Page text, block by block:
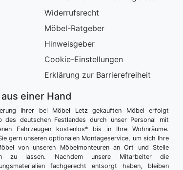
Widerrufsrecht
Möbel-Ratgeber
Hinweisgeber
Cookie-Einstellungen
Erklärung zur Barrierefreiheit
einer Hand
Ihrer bei Möbel Letz gekauften Möbel erfolgt
des deutschen Festlandes durch unser Personal mit
Fahrzeugen kostenlos* bis in Ihre Wohnräume.
gern unseren optionalen Montageservice, um sich Ihre
von unseren Möbelmonteuren an Ort und Stelle
zu lassen. Nachdem unsere Mitarbeiter die
fachgerecht entsorgt haben, bleiben